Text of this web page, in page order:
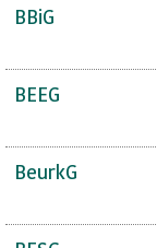
BBiG
BEEG
BeurkG